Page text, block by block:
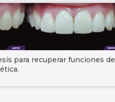
para recuperar funciones de